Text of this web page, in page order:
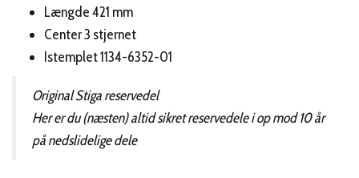
Længde 421 mm
Center 3 stjernet
Istemplet 1134-6352-01
Original Stiga reservedel
Her er du (næsten) altid sikret reservedele i op mod 10 år
på nedslidelige dele